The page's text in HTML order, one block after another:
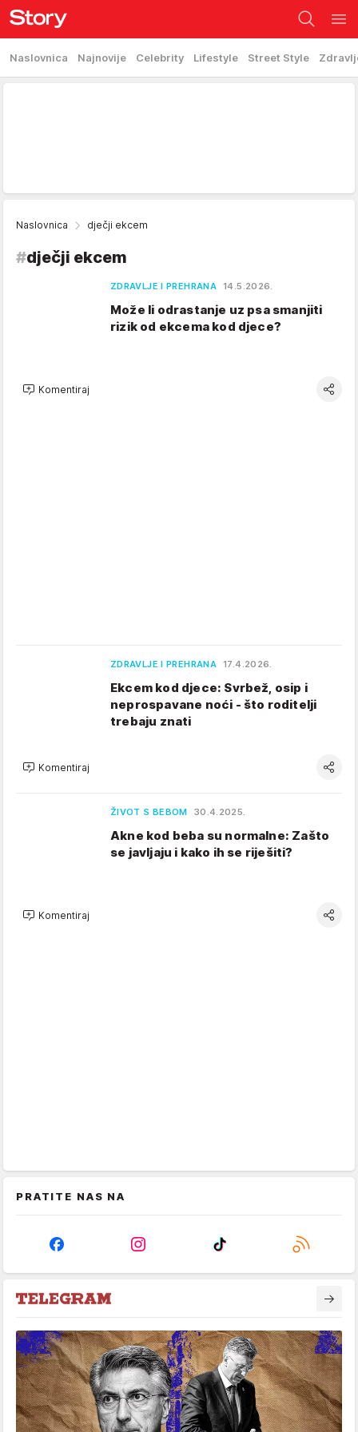
Naslovnica Najnovije Celebrity Lifestyle Street Style
Naslovnica dječji ekcem
#dječji ekcem
ZDRAVLJE I PREHRANA 14.5.2026.
Može li odrastanje uz psa smanjiti
rizik od ekcema kod djece?
Komentiraj
ZDRAVLJE I PREHRANA 17.4.2026.
Ekcem kod djece: Svrbež, osip i
neprospavane noći - što roditelji
trebaju znati
Komentiraj
ŽIVOT S BEBOM 30.4.2025.
Akne kod beba su normalne: Zašto
se javljaju i kako ih se riješiti?
Komentiraj
PRATITE NAS NA